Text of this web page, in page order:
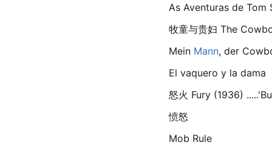
As Aventuras de Tom
牧童与贵妇 The
Mein Mann, der
El vaquero y la dama
怒火 Fury (1936)
愤怒
Mob Rule